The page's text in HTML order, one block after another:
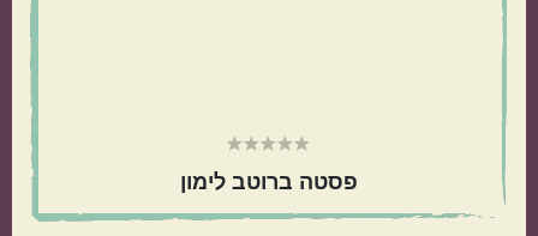
פסטה ברוטב לימון